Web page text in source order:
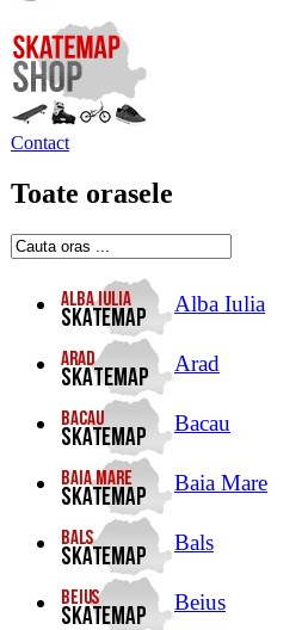
Contact
Toate orasele
Alba Iulia
Arad
Bacau
Baia Mare
Bals
Beius